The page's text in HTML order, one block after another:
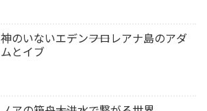
神のいないエデン――フロレアナ島のアダ
ムとイブ